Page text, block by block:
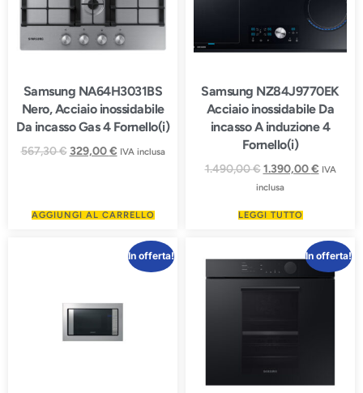
Samsung NA64H3031BS
Nero, Acciaio inossidabile
Da incasso Gas 4 Fornello(i)
567,30€ 329,00€ IVA inclusa
AGGIUNGI AL CARRELLO
Samsung NZ84J9770EK
Acciaio inossidabile Da
incasso A induzione 4
Fornello(i)
1.490,00€ 1.390,00€ IVA
inclusa
LEGGI TUTTO
In offerta! In offerta!